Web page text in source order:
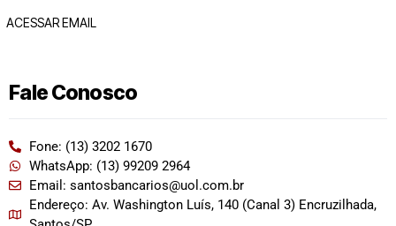
ACESSAR EMAIL
Fale Conosco
Fone: (13) 3202 1670
WhatsApp: (13) 99209 2964
Email: santosbancarios@uol.com.br
Endereço: Av. Washington Luís, 140 (Canal 3) Encruzilhada,